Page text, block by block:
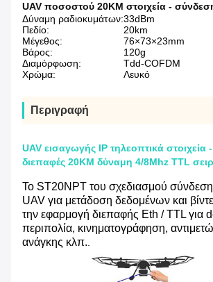
UAV ποσοστού 20KM στοιχεία -
Δύναμη ραδιοκυμάτων:33dBm
Πεδίο:
20km
Μέγεθος:
76×73×23mm
Βάρος:
120g
Διαμόρφωση:
Tdd-COFDM
Χρώμα:
Λευκό
Περιγραφή
UAV εισαγωγής IP τηλεοπτικά στοιχεία
διεπαφές 20KM δύναμη 4/8Mhz TTL
Το ST20NPT του σχεδιασμού
UAV για μετάδοση δεδομένων και
την εφαρμογή διεπαφής Eth / TTL για d
περιπολία, κινηματογράφηση,
ανάγκης κλπ..